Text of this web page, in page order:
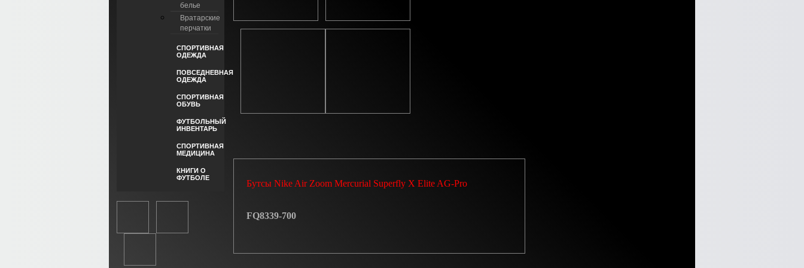
белье
Вратарские
перчатки
СПОРТИВНАЯ
ОДЕЖДА
ПОВСЕДНЕВНАЯ
ОДЕЖДА
СПОРТИВНАЯ
ОБУВЬ
ФУТБОЛЬНЫЙ
ИНВЕНТАРЬ
СПОРТИВНАЯ
МЕДИЦИНА
КНИГИ О
ФУТБОЛЕ
Бутсы Nike Air Zoom Mercurial Superfly X Elite AG-Pro
FQ8339-700